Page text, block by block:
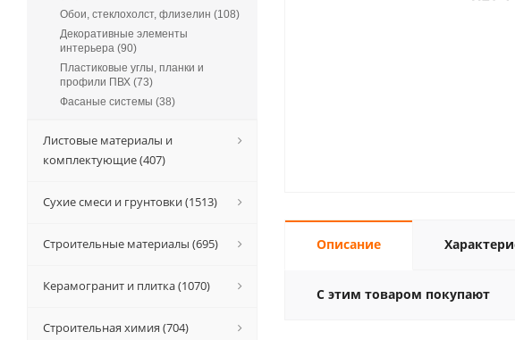
Описание
С этим товаром покупают
Обои, стеклохолст, флизелин (108)
Декоративные элементы
интерьера (90)
Пластиковые углы, планки и
профили ПВХ (73)
Фасаные системы (38)
Листовые материалы и
комплектующие (407)
Сухие смеси и грунтовки (1513)
Строительные материалы (695)
Керамогранит и плитка (1070)
Строительная химия (704)